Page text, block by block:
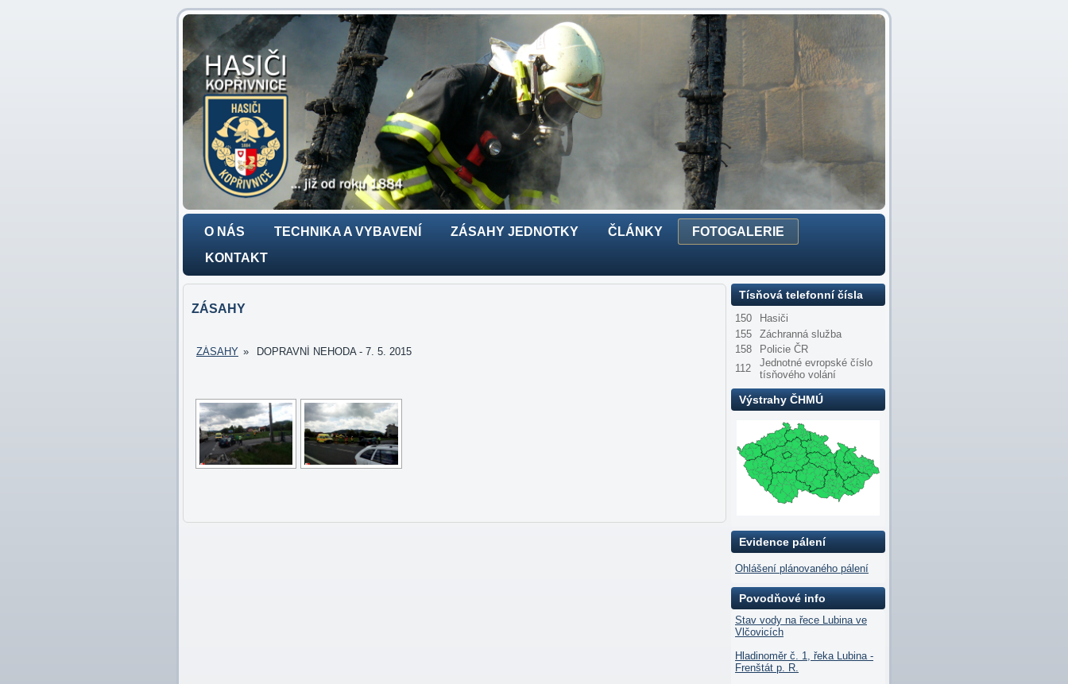
O NÁS TECHNIKA A VYBAVENÍ ZÁSAHY JEDNOTKY ČLÁNKY
FOTOGALERIE
KONTAKT
ZÁSAHY
ZÁSAHY » DOPRAVNÍ NEHODA - 7. 5. 2015
Tísňová telefonní čísla
150
Hasiči
155
Záchranná služba
158
Policie ČR
112
Jednotné evropské číslo
tísňového volání
Výstrahy ČHMÚ
Evidence pálení
Ohlášení plánovaného pálení
Povodňové info
Stav vody na řece Lubina ve
Vlčovicích
Hladinoměr č. 1, řeka Lubina -
Frenštát p. R.